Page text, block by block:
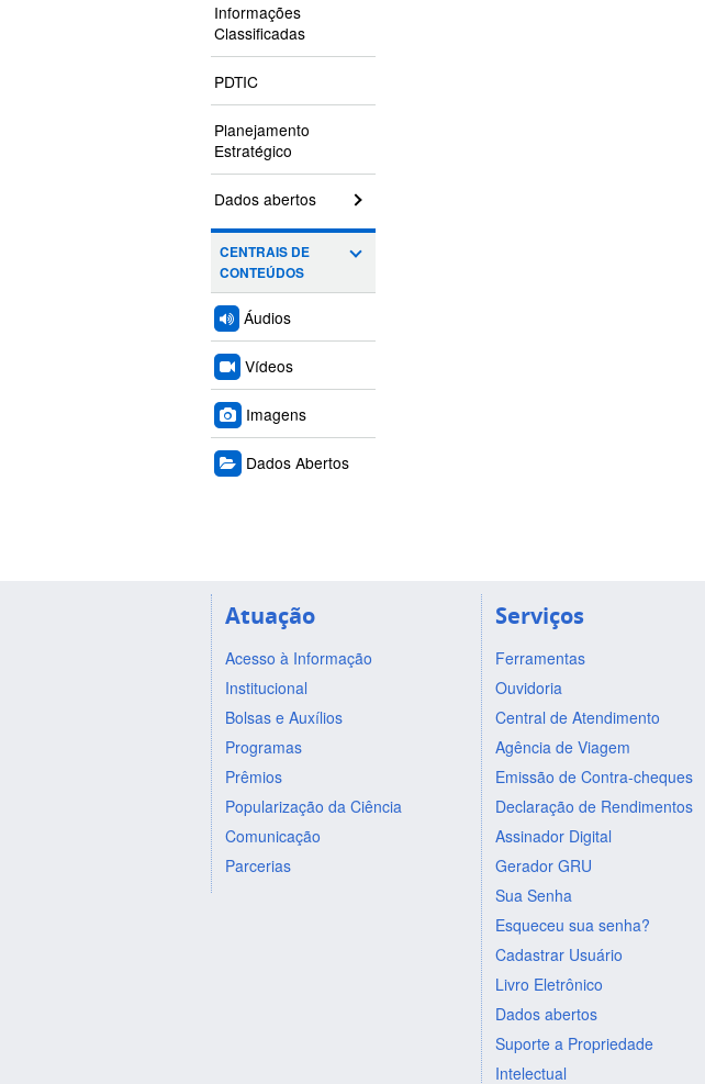
Informações
Classificadas
PDTIC
Planejamento
Estratégico
Dados abertos
CENTRAIS DE
CONTEÚDOS
Áudios
Vídeos
Imagens
Dados Abertos
Atuação
Acesso à Informação
Institucional
Bolsas e Auxílios
Programas
Prêmios
Popularização da Ciência
Comunicação
Parcerias
Serviços
Ferramentas
Ouvidoria
Central de Atendimento
Agência de Viagem
Emissão de Contra-cheques
Declaração de Rendimentos
Assinador Digital
Gerador GRU
Sua Senha
Esqueceu sua senha?
Cadastrar Usuário
Livro Eletrônico
Dados abertos
Suporte a Propriedade
Intelectual